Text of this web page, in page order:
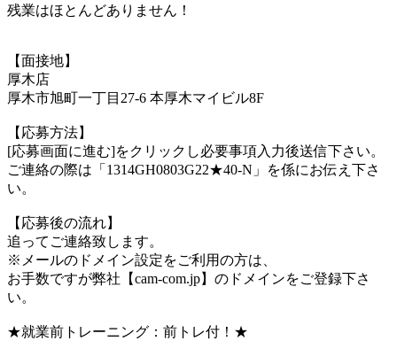
残業はほとんどありません！
【面接地】
厚木店
厚木市旭町一丁目27-6 本厚木マイビル8F
【応募方法】
[応募画面に進む]をクリックし必要事項入力後送信下さい。
ご連絡の際は「1314GH0803G22★40-N」を係にお伝え下さ
い。
【応募後の流れ】
追ってご連絡致します。
※メールのドメイン設定をご利用の方は、
お手数ですが弊社【cam-com.jp】のドメインをご登録下さ
い。
★就業前トレーニング：前トレ付！★